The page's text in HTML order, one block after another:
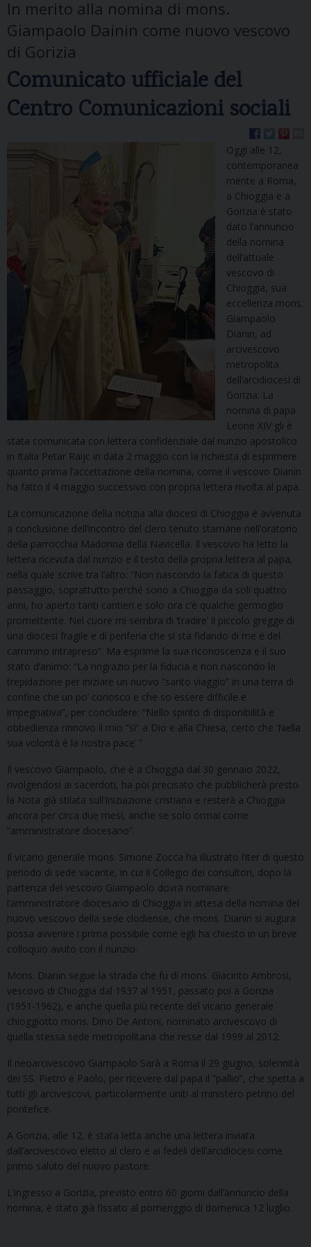
In merito alla nomina di mons.
Giampaolo Dainin come nuovo vescovo
di Gorizia
Comunicato ufficiale del
Centro Comunicazioni sociali
Oggi alle 12,
contemporanea
mente a Roma,
a Chioggia e a
Gorizia è stato
dato l’annuncio
della nomina
dell’attuale
vescovo di
Chioggia, sua
eccellenza mons.
Giampaolo
Dianin, ad
arcivescovo
metropolita
dell’arcidiocesi di
Gorizia. La
nomina di papa
Leone XIV gli è
stata comunicata con lettera confidenziale dal nunzio apostolico
in Italia Petar Raijc in data 2 maggio con la richiesta di esprimere
quanto prima l’accettazione della nomina, come il vescovo Dianin
ha fatto il 4 maggio successivo con propria lettera rivolta al papa.
La comunicazione della notizia alla diocesi di Chioggia è avvenuta
a conclusione dell’incontro del clero tenuto stamane nell’oratorio
della parrocchia Madonna della Navicella. Il vescovo ha letto la
lettera ricevuta dal nunzio e il testo della propria lettera al papa,
nella quale scrive tra l’altro: “Non nascondo la fatica di questo
passaggio, soprattutto perché sono a Chioggia da soli quattro
anni, ho aperto tanti cantieri e solo ora c’è qualche germoglio
promettente. Nel cuore mi sembra di ‘tradire’ il piccolo gregge di
una diocesi fragile e di periferia che si sta fidando di me e del
cammino intrapreso”. Ma esprime la sua riconoscenza e il suo
stato d’animo: “La ringrazio per la fiducia e non nascondo la
trepidazione per iniziare un nuovo “santo viaggio” in una terra di
confine che un po’ conosco e che so essere difficile e
impegnativa”, per concludere: “Nello spirito di disponibilità e
obbedienza rinnovo il mio “sì” a Dio e alla Chiesa, certo che ‘Nella
sua volontà è la nostra pace’ ”
Il vescovo Giampaolo, che è a Chioggia dal 30 gennaio 2022,
rivolgendosi ai sacerdoti, ha poi precisato che pubblicherà presto
la Nota già stilata sull’Iniziazione cristiana e resterà a Chioggia
ancora per circa due mesi, anche se solo ormai come
“amministratore diocesano”.
Il vicario generale mons. Simone Zocca ha illustrato l’iter di questo
periodo di sede vacante, in cui il Collegio dei consultori, dopo la
partenza del vescovo Giampaolo dovrà nominare
l’amministratore diocesano di Chioggia in attesa della nomina del
nuovo vescovo della sede clodiense, che mons. Dianin si augura
possa avvenire i prima possibile come egli ha chiesto in un breve
colloquio avuto con il nunzio.
Mons. Dianin segue la strada che fu di mons. Giacinto Ambrosi,
vescovo di Chioggia dal 1937 al 1951, passato poi a Gorizia
(1951-1962), e anche quella più recente del vicario generale
chioggiotto mons. Dino De Antoni, nominato arcivescovo di
quella stessa sede metropolitana che resse dal 1999 al 2012.
Il neoarcivescovo Giampaolo Sarà a Roma il 29 giugno, solennità
dei SS. Pietro e Paolo, per ricevere dal papa il “pallio”, che spetta a
tutti gli arcivescovi, particolarmente uniti al ministero petrino del
pontefice.
A Gorizia, alle 12, è stata letta anche una lettera inviata
dall’arcivescovo eletto al clero e ai fedeli dell’arcidiocesi come
primo saluto del nuovo pastore.
L’ingresso a Gorizia, previsto entro 60 giorni dall’annuncio della
nomina, è stato già fissato al pomeriggio di domenica 12 luglio.